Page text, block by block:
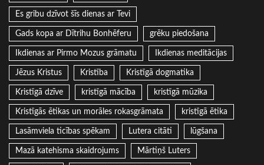
Es gribu dzīvot šīs dienas ar Tevi
Gads kopa ar Dītrihu Bonhēferu grēku piedošana
Ikdienas ar Pirmo Mozus grāmatu Ikdienas meditācijas
Jēzus Kristus Kristība Kristīgā dogmatika
Kristīgā dzīve kristīgā mācība kristīgā mūzika
Kristīgās ētikas un morāles rokasgrāmata kristīgā ētika
Lasāmviela ticības spēkam Lutera citāti lūgšana
Mazā katehisma skaidrojums Mārtiņš Luters